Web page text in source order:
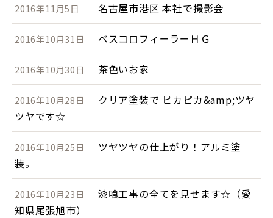
2016年11月5日 名古屋市港区 本社で撮影会
2016年10月31日 べスコロフィーラーＨＧ
2016年10月30日 茶色いお家
2016年10月28日
クリア塗装で ピカピカ&amp;ツヤ
ツヤです☆
2016年10月25日
ツヤツヤの仕上がり！アルミ塗
装。
2016年10月23日
漆喰工事の全てを見せます☆（愛
知県尾張旭市）